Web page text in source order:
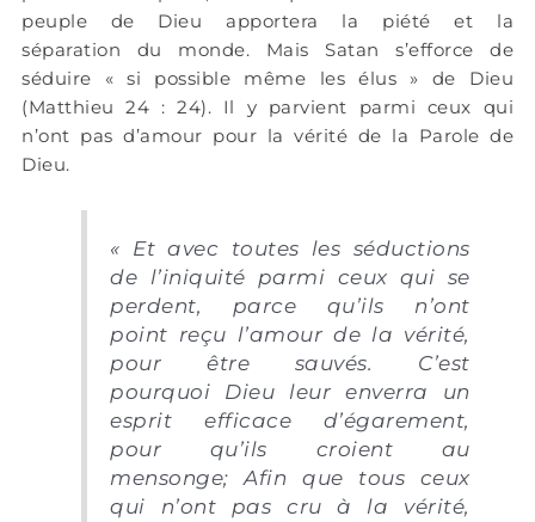
peuple de Dieu apportera la piété et la
séparation du monde. Mais Satan s’efforce de
séduire « si possible même les élus » de Dieu
(Matthieu 24 : 24). Il y parvient parmi ceux qui
n’ont pas d’amour pour la vérité de la Parole de
Dieu.
« Et avec toutes les séductions
de l’iniquité parmi ceux qui se
perdent, parce qu’ils n’ont
point reçu l’amour de la vérité,
pour être sauvés. C’est
pourquoi Dieu leur enverra un
esprit efficace d’égarement,
pour qu’ils croient au
mensonge; Afin que tous ceux
qui n’ont pas cru à la vérité,